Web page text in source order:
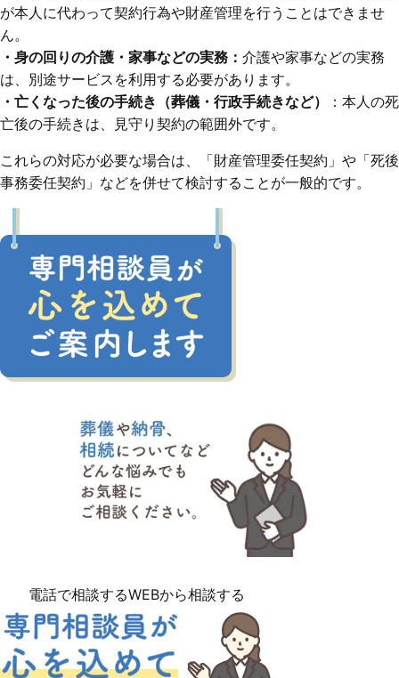
が本人に代わって契約行為や財産管理を行うことはできませ
ん。
・身の回りの介護・家事などの実務： 介護や家事などの実務
は、別途サービスを利用する必要があります。
・亡くなった後の手続き（葬儀・行政手続きなど）
：本人の死
亡後の手続きは、見守り契約の範囲外です。
これらの対応が必要な場合は、「財産管理委任契約」や「死後
事務委任契約」などを併せて検討することが一般的です。
電話で相談するWEBから相談する